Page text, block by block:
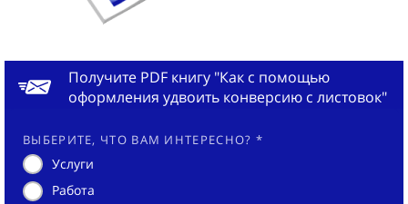
Получите PDF книгу "Как с помощью
оформления удвоить конверсию с листовок"
ВЫБЕРИТЕ, ЧТО ВАМ ИНТЕРЕСНО? *
Услуги
Работа